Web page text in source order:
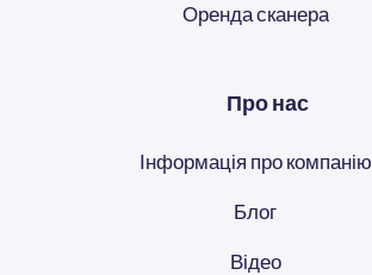
Оренда сканера
Про нас
Інформація про компанію
Блог
Відео